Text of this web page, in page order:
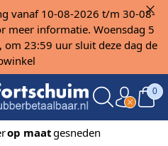
vanaf 10-08-2026 t/m 30-08-
meer informatie. Woensdag 5
om 23:59 uur sluit deze dag de
0
op maatgesneden